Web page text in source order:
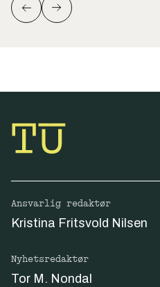
Ansvarlig redaktør
Kristina Fritsvold Nilsen
Nyhetsredaktør
Tor M. Nondal